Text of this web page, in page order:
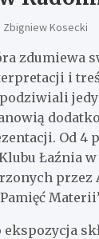
Zbigniew Kosecki
zdumiewa
i
Od 4
Łaźnia
przez